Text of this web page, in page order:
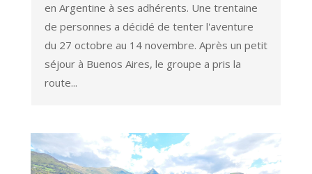
en Argentine à ses adhérents. Une trentaine
de personnes a décidé de tenter l'aventure
du 27 octobre au 14 novembre. Après un petit
séjour à Buenos Aires, le groupe a pris la
route...